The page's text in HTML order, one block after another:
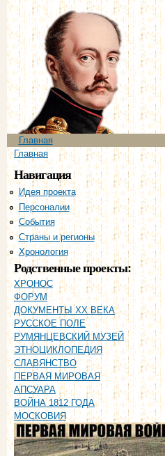
Главное меню
Главная
Вы здесь
Главная
Навигация
Идея проекта
Персоналии
События
Страны и регионы
Хронология
Родственные проекты:
ХРОНОС
ФОРУМ
ДОКУМЕНТЫ XX ВЕКА
РУССКОЕ ПОЛЕ
РУМЯНЦЕВСКИЙ МУЗЕЙ
ЭТНОЦИКЛОПЕДИЯ
СЛАВЯНСТВО
ПЕРВАЯ МИРОВАЯ
АПСУАРА
ВОЙНА 1812 ГОДА
МОСКОВИЯ